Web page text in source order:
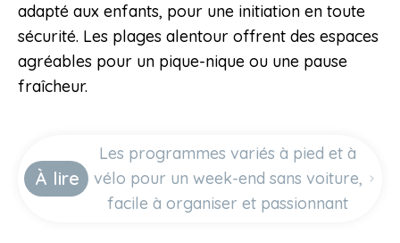
adapté aux enfants, pour une initiation en toute
sécurité. Les plages alentour offrent des espaces
agréables pour un pique-nique ou une pause
fraîcheur.
À lire
Les programmes variés à pied et à
vélo pour un week-end sans voiture,
facile à organiser et passionnant